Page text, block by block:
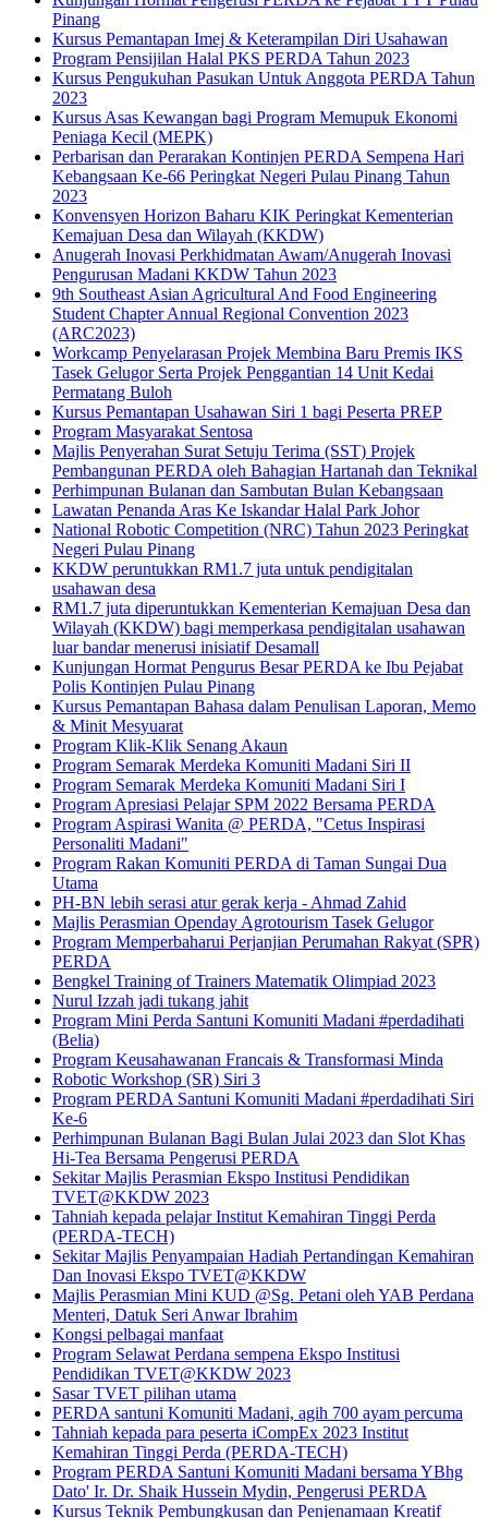
Pinang
Kursus Pemantapan Imej & Keterampilan Diri Usahawan
Program Pensijilan Halal PKS PERDA Tahun 2023
Kursus Pengukuhan Pasukan Untuk Anggota PERDA Tahun
2023
Kursus Asas Kewangan bagi Program Memupuk Ekonomi
Peniaga Kecil (MEPK)
Perbarisan dan Perarakan Kontinjen PERDA Sempena Hari
Kebangsaan Ke-66 Peringkat Negeri Pulau Pinang Tahun
2023
Konvensyen Horizon Baharu KIK Peringkat Kementerian
Kemajuan Desa dan Wilayah (KKDW)
Anugerah Inovasi Perkhidmatan Awam/Anugerah Inovasi
Pengurusan Madani KKDW Tahun 2023
9th Southeast Asian Agricultural And Food Engineering
Student Chapter Annual Regional Convention 2023
(ARC2023)
Workcamp Penyelarasan Projek Membina Baru Premis IKS
Tasek Gelugor Serta Projek Penggantian 14 Unit Kedai
Permatang Buloh
Kursus Pemantapan Usahawan Siri 1 bagi Peserta PREP
Program Masyarakat Sentosa
Majlis Penyerahan Surat Setuju Terima (SST) Projek
Pembangunan PERDA oleh Bahagian Hartanah dan Teknikal
Perhimpunan Bulanan dan Sambutan Bulan Kebangsaan
Lawatan Penanda Aras Ke Iskandar Halal Park Johor
National Robotic Competition (NRC) Tahun 2023 Peringkat
Negeri Pulau Pinang
KKDW peruntukkan RM1.7 juta untuk pendigitalan
usahawan desa
RM1.7 juta diperuntukkan Kementerian Kemajuan Desa dan
Wilayah (KKDW) bagi memperkasa pendigitalan usahawan
luar bandar menerusi inisiatif Desamall
Kunjungan Hormat Pengurus Besar PERDA ke Ibu Pejabat
Polis Kontinjen Pulau Pinang
Kursus Pemantapan Bahasa dalam Penulisan Laporan, Memo
& Minit Mesyuarat
Program Klik-Klik Senang Akaun
Program Semarak Merdeka Komuniti Madani Siri II
Program Semarak Merdeka Komuniti Madani Siri I
Program Apresiasi Pelajar SPM 2022 Bersama PERDA
Program Aspirasi Wanita @ PERDA, "Cetus Inspirasi
Personaliti Madani"
Program Rakan Komuniti PERDA di Taman Sungai Dua
Utama
PH-BN lebih serasi atur gerak kerja - Ahmad Zahid
Majlis Perasmian Openday Agrotourism Tasek Gelugor
Program Memperbaharui Perjanjian Perumahan Rakyat (SPR)
PERDA
Bengkel Training of Trainers Matematik Olimpiad 2023
Nurul Izzah jadi tukang jahit
Program Mini Perda Santuni Komuniti Madani #perdadihati
(Belia)
Program Keusahawanan Francais & Transformasi Minda
Robotic Workshop (SR) Siri 3
Program PERDA Santuni Komuniti Madani #perdadihati Siri
Ke-6
Perhimpunan Bulanan Bagi Bulan Julai 2023 dan Slot Khas
Hi-Tea Bersama Pengerusi PERDA
Sekitar Majlis Perasmian Ekspo Institusi Pendidikan
TVET@KKDW 2023
Tahniah kepada pelajar Institut Kemahiran Tinggi Perda
(PERDA-TECH)
Sekitar Majlis Penyampaian Hadiah Pertandingan Kemahiran
Dan Inovasi Ekspo TVET@KKDW
Majlis Perasmian Mini KUD @Sg. Petani oleh YAB Perdana
Menteri, Datuk Seri Anwar Ibrahim
Kongsi pelbagai manfaat
Program Selawat Perdana sempena Ekspo Institusi
Pendidikan TVET@KKDW 2023
Sasar TVET pilihan utama
PERDA santuni Komuniti Madani, agih 700 ayam percuma
Tahniah kepada para peserta iCompEx 2023 Institut
Kemahiran Tinggi Perda (PERDA-TECH)
Program PERDA Santuni Komuniti Madani bersama YBhg
Dato' Ir. Dr. Shaik Hussein Mydin, Pengerusi PERDA
Kursus Teknik Pembungkusan dan Penjenamaan Kreatif